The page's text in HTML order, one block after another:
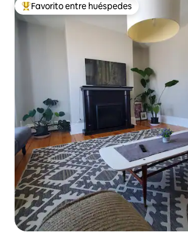
Favorito entre huéspedes preferido
Favorito entre huéspedes